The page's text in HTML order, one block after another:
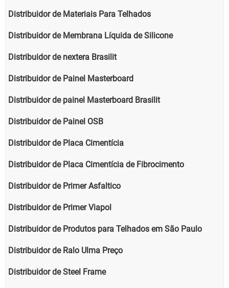
Distribuidor de Materiais Para Telhados
Distribuidor de Membrana Líquida de Silicone
Distribuidor de nextera Brasilit
Distribuidor de Painel Masterboard
Distribuidor de painel Masterboard Brasilit
Distribuidor de Painel OSB
Distribuidor de Placa Cimentícia
Distribuidor de Placa Cimentícia de Fibrocimento
Distribuidor de Primer Asfaltico
Distribuidor de Primer Viapol
Distribuidor de Produtos para Telhados em São Paulo
Distribuidor de Ralo Ulma Preço
Distribuidor de Steel Frame